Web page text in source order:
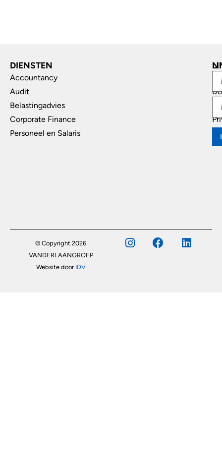
DIENSTEN
Accountancy
Audit
Belastingadvies
Corporate Finance
Personeel en Salaris
© Copyright 2026
VANDERLAANGROEP
Website door IDV